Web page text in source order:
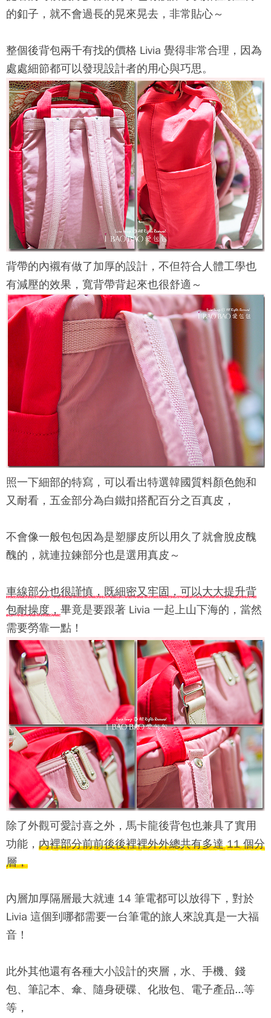
的釦子，就不會過長的晃來晃去，非常貼心～
整個後背包兩千有找的價格 Livia 覺得非常合理，因為
處處細節都可以發現設計者的用心與巧思。
背帶的內襯有做了加厚的設計，不但符合人體工學也
有減壓的效果，寬背帶背起來也很舒適～
照一下細部的特寫，可以看出特選韓國質料顏色飽和
又耐看，五金部分為白鐵扣搭配百分之百真皮，
不會像一般包包因為是塑膠皮所以用久了就會脫皮醜
醜的，就連拉鍊部分也是選用真皮～
車線部分也很謹慎，既細密又牢固，可以大大提升背
包耐操度， 畢竟是要跟著 Livia 一起上山下海的，當然
需要勞靠一點！
除了外觀可愛討喜之外，馬卡龍後背包也兼具了實用
功能， 內裡部分前前後後裡裡外外總共有多達 11 個分
層，
內層加厚隔層最大就連 14 筆電都可以放得下，對於
Livia 這個到哪都需要一台筆電的旅人來說真是一大福
音！
此外其他還有各種大小設計的夾層，水、手機、錢
包、筆記本、傘、隨身硬碟、化妝包、電子產品...等
等，